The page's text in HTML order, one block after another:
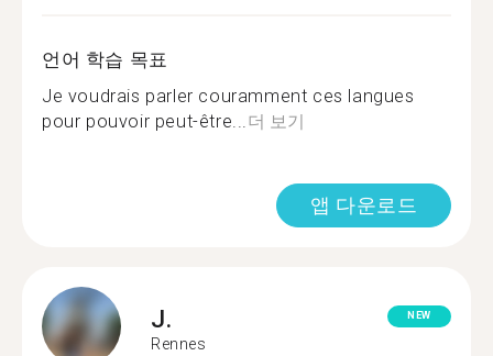
언어 학습 목표
Je voudrais parler couramment ces langues
pour pouvoir peut-être...더 보기
앱 다운로드
J.
Rennes
NEW